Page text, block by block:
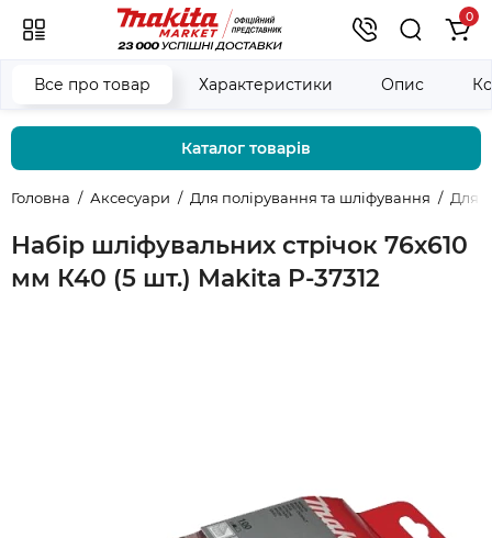
0
Каталог товарів
Головна Аксесуари Для полірування та шліфування Для
Набір шліфувальних стрічок 76х610
мм К40 (5 шт.) Makita P-37312
Все про товар Характеристики Опис